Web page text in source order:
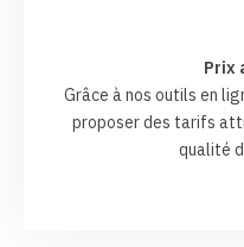
Prix
Grâce à nos outils en
proposer des tarifs
qualité